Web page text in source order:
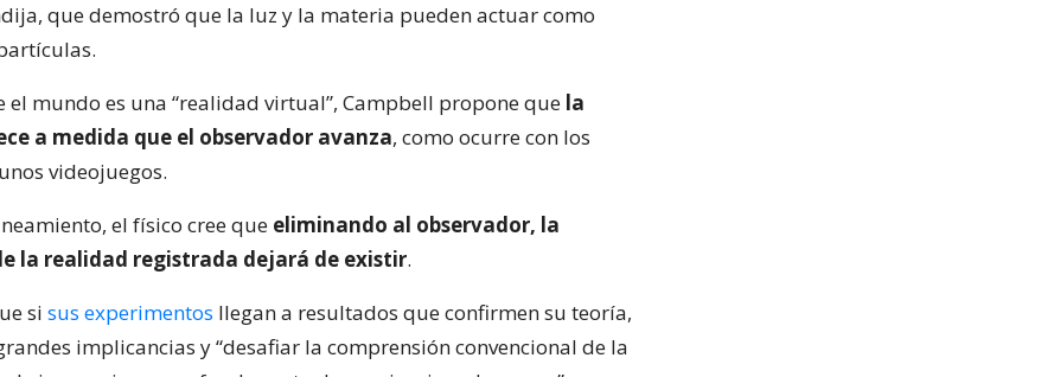
que demostró que la luz y la materia pueden actuar como
el mundo es una “realidad virtual”, Campbell propone que la
a medida que el observador avanza, como ocurre con los
videojuegos.
el físico cree que eliminando al observador, la
la realidad registrada dejará de existir.
si sus experimentos llegan a resultados que confirmen su teoría,
implicancias y “desafiar la comprensión convencional de la